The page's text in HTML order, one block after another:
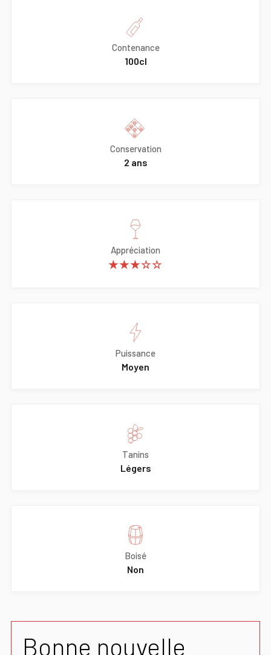
Contenance
100cl
Conservation
2 ans
Appréciation
★★★☆☆
Puissance
Moyen
Tanins
Légers
Boisé
Non
Bonne nouvelle